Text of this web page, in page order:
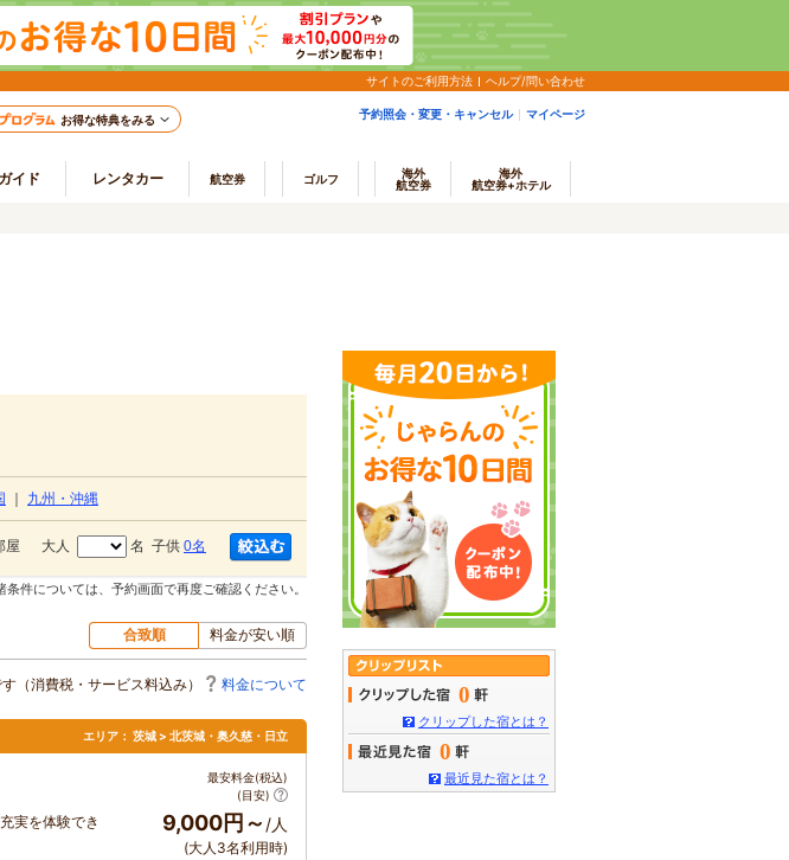
サイトのご利用方法 ヘルプ/問い合わせ
お得な特典をみる 予約照会・変更・キャンセル マイページ
イド レンタカー 航空券 ゴルフ
海外
航空券
海外
航空券+ホテル
九州・沖縄
屋 大人 名 子供 0名
件については、予約画面で再度ご確認ください。
合致順 料金が安い順
（消費税・サービス料込み） 料金について
エリア： 茨城 > 北茨城・奥久慈・日立
実を体験でき
最安料金(税込)
(目安)
9,000円～ /人
(大人3名利用時)
0
クリップした宿とは？
0
最近見た宿とは？